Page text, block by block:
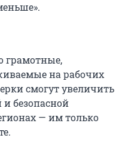
грамотные,
на рабочих
смогут увеличить
и безопасной
— им только